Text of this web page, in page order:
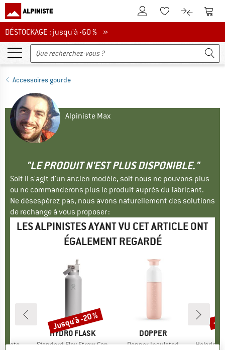
Vers le compte client
Vers la liste
Vers le
DÉSTOCKAGE : jusqu'à -60 %
DÉSTOCKAGE : jusqu'à -60 % »
Accessoires gourde
Alpiniste Max
"LE PRODUIT N'EST PLUS DISPONIBLE."
Soit il s'agit d'un ancien modèle, soit nous ne pouvons plus
ou ne commanderons plus le produit auprès du fabricant.
Ne désespérez pas, nous avons naturellement des solutions
de rechange à vous proposer :
LES ALPINISTES AYANT VU CET ARTICLE ONT
ÉGALEMENT REGARDÉ
Bottle 500
MARQUE
HYDRO FLASK
Article
Standard Flex Straw Cap
Remise
Jusqu'à -20 %
MARQUE
DOPPER
Article
Dopper Insulated
Article
HeladagenSt.
-